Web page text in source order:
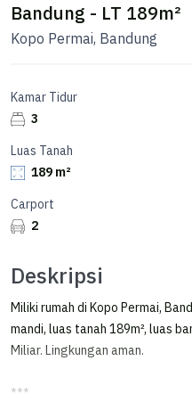
Bandung - LT 189m²
Kopo Permai, Bandung
Kamar Tidur
3
Luas Tanah
189 m²
Carport
2
Deskripsi
Miliki rumah di Kopo Permai,
mandi, luas tanah 189m², luas
Miliar. Lingkungan aman.
***